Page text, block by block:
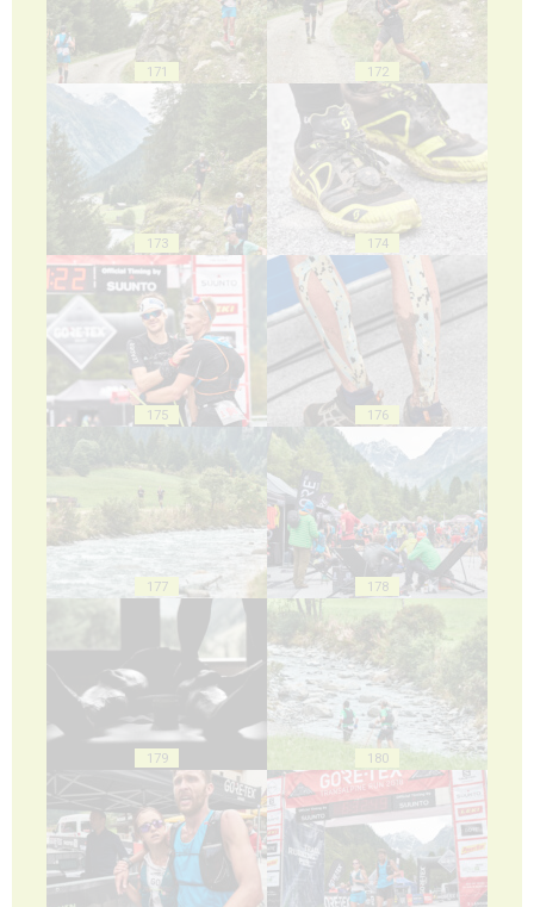
171 172
173 174
175 176
177 178
179 180